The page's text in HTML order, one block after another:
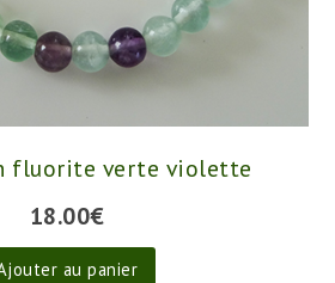
fluorite verte violette
18.00€
au panier